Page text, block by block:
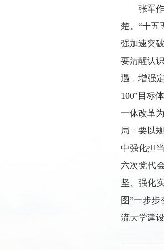
张军
楚。“十五
强加速突
要清醒认
遇，增强
100”目标
一体改革
局；要以
中强化担
六次党代
坚、强化
图”一步
流大学建